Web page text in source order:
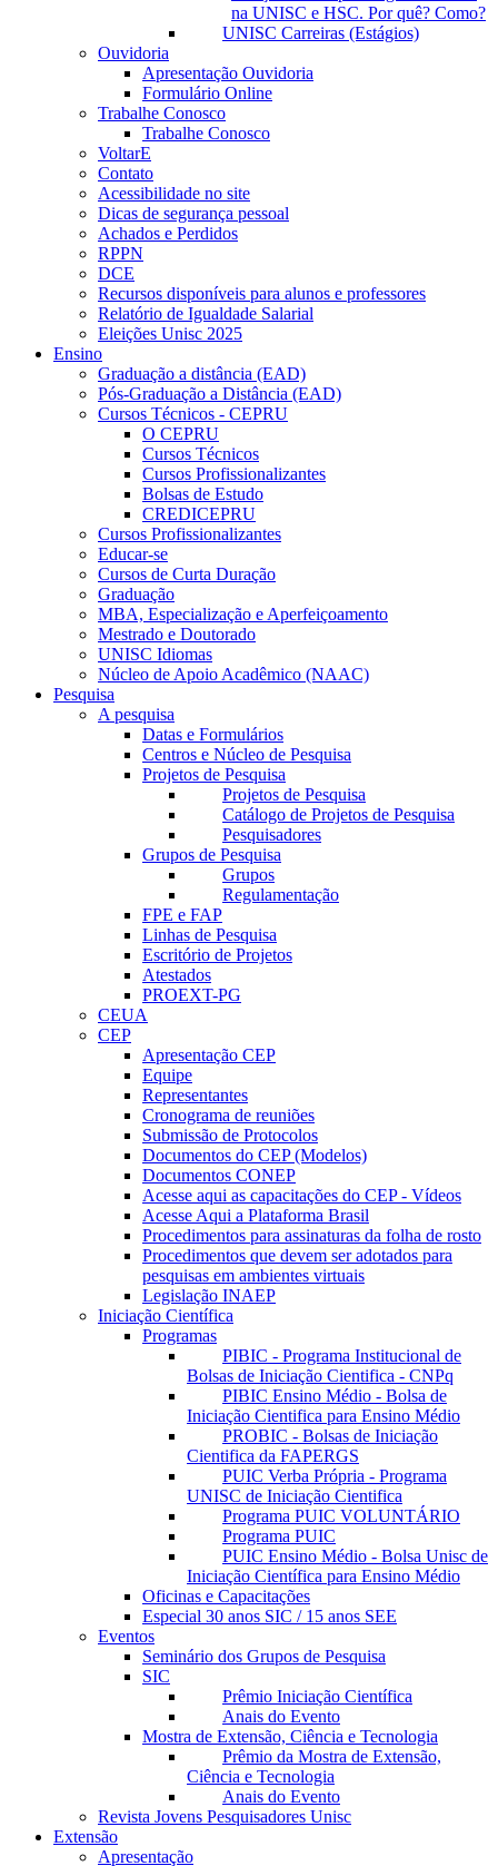
na UNISC e HSC. Por quê? Como?
UNISC Carreiras (Estágios)
Ouvidoria
Apresentação Ouvidoria
Formulário Online
Trabalhe Conosco
Trabalhe Conosco
VoltarE
Contato
Acessibilidade no site
Dicas de segurança pessoal
Achados e Perdidos
RPPN
DCE
Recursos disponíveis para alunos e professores
Relatório de Igualdade Salarial
Eleições Unisc 2025
Ensino
Graduação a distância (EAD)
Pós-Graduação a Distância (EAD)
Cursos Técnicos - CEPRU
O CEPRU
Cursos Técnicos
Cursos Profissionalizantes
Bolsas de Estudo
CREDICEPRU
Cursos Profissionalizantes
Educar-se
Cursos de Curta Duração
Graduação
MBA, Especialização e Aperfeiçoamento
Mestrado e Doutorado
UNISC Idiomas
Núcleo de Apoio Acadêmico (NAAC)
Pesquisa
A pesquisa
Datas e Formulários
Centros e Núcleo de Pesquisa
Projetos de Pesquisa
Projetos de Pesquisa
Catálogo de Projetos de Pesquisa
Pesquisadores
Grupos de Pesquisa
Grupos
Regulamentação
FPE e FAP
Linhas de Pesquisa
Escritório de Projetos
Atestados
PROEXT-PG
CEUA
CEP
Apresentação CEP
Equipe
Representantes
Cronograma de reuniões
Submissão de Protocolos
Documentos do CEP (Modelos)
Documentos CONEP
Acesse aqui as capacitações do CEP - Vídeos
Acesse Aqui a Plataforma Brasil
Procedimentos para assinaturas da folha de rosto
Procedimentos que devem ser adotados para
pesquisas em ambientes virtuais
Legislação INAEP
Iniciação Científica
Programas
PIBIC - Programa Institucional de
Bolsas de Iniciação Cientifica - CNPq
PIBIC Ensino Médio - Bolsa de
Iniciação Cientifica para Ensino Médio
PROBIC - Bolsas de Iniciação
Cientifica da FAPERGS
PUIC Verba Própria - Programa
UNISC de Iniciação Cientifica
Programa PUIC VOLUNTÁRIO
Programa PUIC
PUIC Ensino Médio - Bolsa Unisc de
Iniciação Científica para Ensino Médio
Oficinas e Capacitações
Especial 30 anos SIC / 15 anos SEE
Eventos
Seminário dos Grupos de Pesquisa
SIC
Prêmio Iniciação Científica
Anais do Evento
Mostra de Extensão, Ciência e Tecnologia
Prêmio da Mostra de Extensão,
Ciência e Tecnologia
Anais do Evento
Revista Jovens Pesquisadores Unisc
Extensão
Apresentação